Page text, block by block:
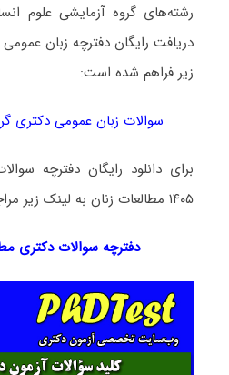
رشته‌های گروه آزمایشی علوم
دریافت رایگان دفترچه زبان
زیر فراهم شده است:
سوالات زبان عمومی دکتری گروه
برای دانلود رایگان دفترچه
۱۴۰۵ مطالعات زنان به لینک زیر مراجعه نمایید:
دفترچه سوالات دکتری